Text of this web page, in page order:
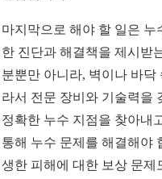
마지막으로 해야 할 일은
한 진단과 해결책을 제시받
분뿐만 아니라, 벽이나 바
라서 전문 장비와 기술력을
정확한 누수 지점을 찾아내
통해 누수 문제를 해결해야
생한 피해에 대한 보상 문제